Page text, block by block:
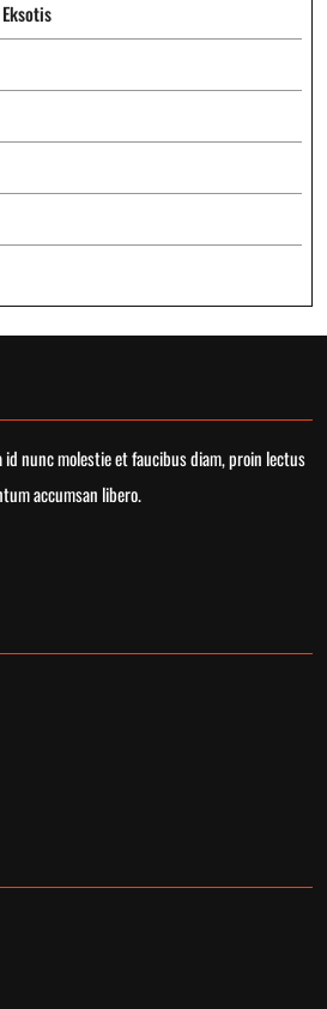
nunc molestie et faucibus diam, proin lectus
accumsan libero.